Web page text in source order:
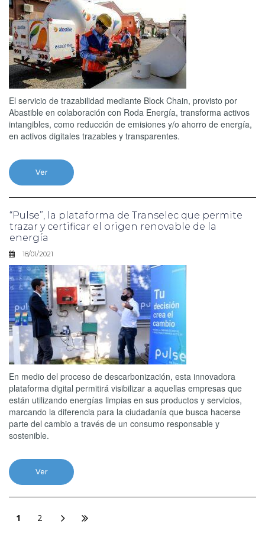
El servicio de trazabilidad mediante Block Chain, provisto por
Abastible en colaboración con Roda Energía, transforma activos
intangibles, como reducción de emisiones y/o ahorro de energía,
en activos digitales trazables y transparentes.
Ver
“Pulse”, la plataforma de Transelec que permite
trazar y certificar el origen renovable de la
energía
18/01/2021
En medio del proceso de descarbonización, esta innovadora
plataforma digital permitirá visibilizar a aquellas empresas que
están utilizando energías limpias en sus productos y servicios,
marcando la diferencia para la ciudadanía que busca hacerse
parte del cambio a través de un consumo responsable y
sostenible.
Ver
1 2